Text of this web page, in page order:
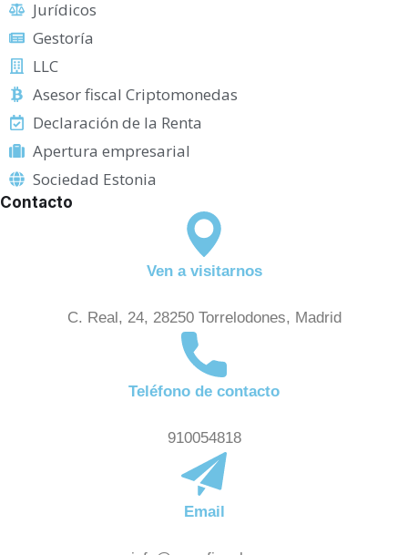
m
p
e
a
Jurídicos
Gestoría
LLC
Asesor fiscal Criptomonedas
Declaración de la Renta
Apertura empresarial
Sociedad Estonia
Contacto
Ven a visitarnos
C. Real, 24, 28250 Torrelodones, Madrid
Teléfono de contacto
910054818
Email